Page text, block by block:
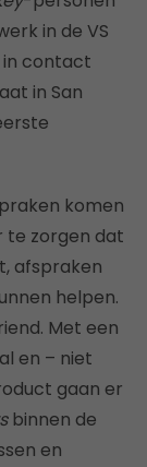
in de VS
in contact
in San
komen
te zorgen dat
afspraken
helpen.
Met een
en – niet
gaan er
binnen de
en